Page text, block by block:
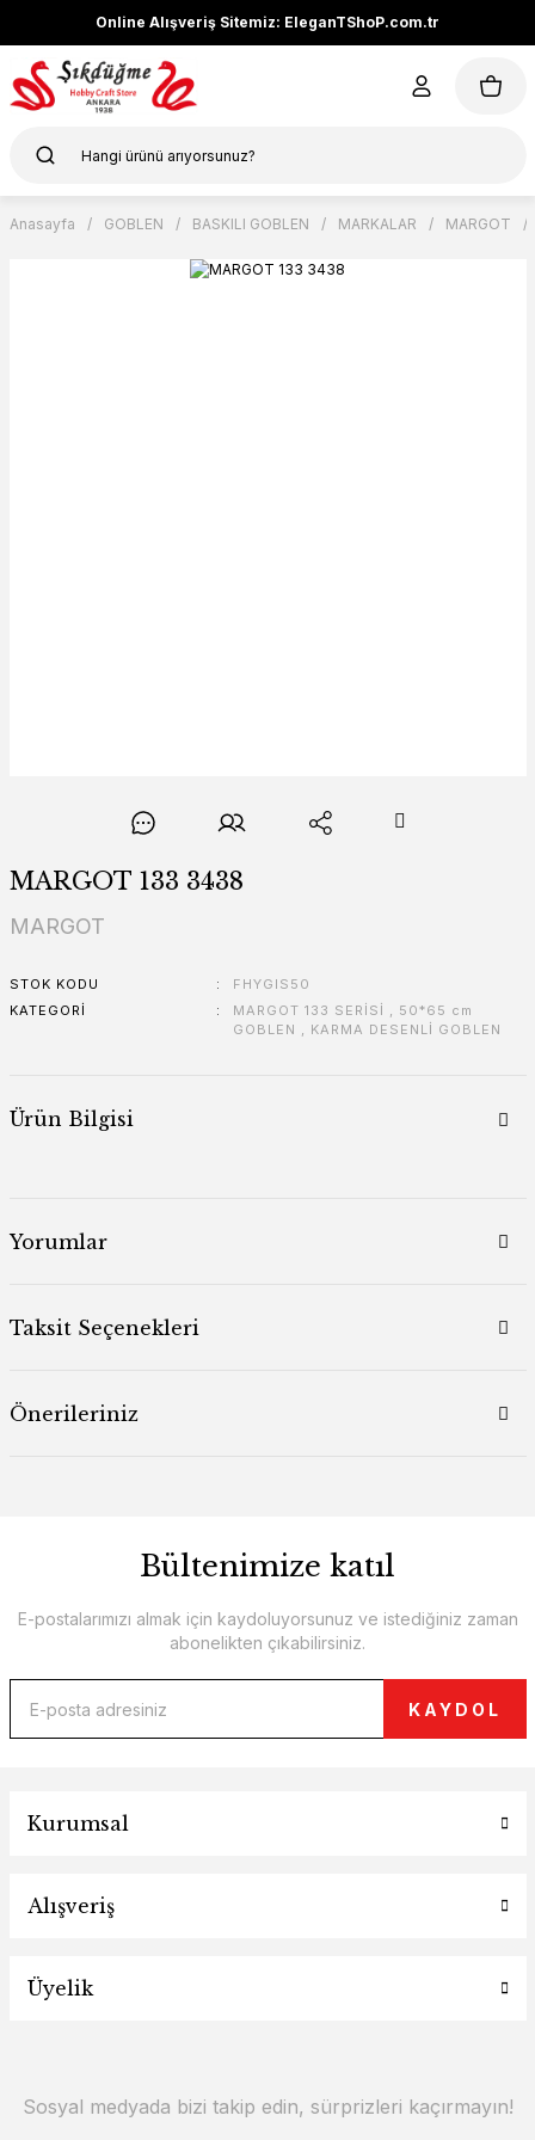
Online Alışveriş Sitemiz: EleganTShoP.com.tr
Anasayfa GOBLEN BASKILI GOBLEN MARKALAR MARGOT
MARGOT 133 3438
MARGOT
STOK KODU
FHYGIS50
KATEGORI
MARGOT 133 SERİSİ , 50*65 cm
GOBLEN , KARMA DESENLİ GOBLEN
Ürün Bilgisi
Yorumlar
Taksit Seçenekleri
Önerileriniz
Bültenimize katıl
E-postalarımızı almak için kaydoluyorsunuz ve istediğiniz zaman
abonelikten çıkabilirsiniz.
KAYDOL
Kurumsal
Alışveriş
Üyelik
Sosyal medyada bizi takip edin, sürprizleri kaçırmayın!